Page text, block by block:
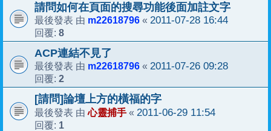
請問如何在頁面的搜尋功能後面加註文字
最後發表 由 m22618796 « 2011-07-28 16:44
回覆: 8
ACP連結不見了
最後發表 由 m22618796 « 2011-07-26 09:28
回覆: 2
[請問]論壇上方的橫福的字
最後發表 由心靈捕手 « 2011-06-29 11:54
回覆: 1